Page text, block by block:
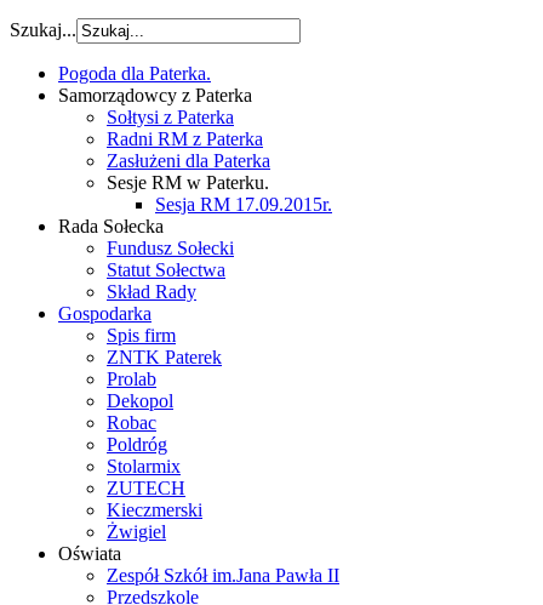
Szukaj...
Pogoda dla Paterka.
Samorządowcy z Paterka
Sołtysi z Paterka
Radni RM z Paterka
Zasłużeni dla Paterka
Sesje RM w Paterku.
Sesja RM 17.09.2015r.
Rada Sołecka
Fundusz Sołecki
Statut Sołectwa
Skład Rady
Gospodarka
Spis firm
ZNTK Paterek
Prolab
Dekopol
Robac
Poldróg
Stolarmix
ZUTECH
Kieczmerski
Żwigiel
Oświata
Zespół Szkół im.Jana Pawła II
Przedszkole